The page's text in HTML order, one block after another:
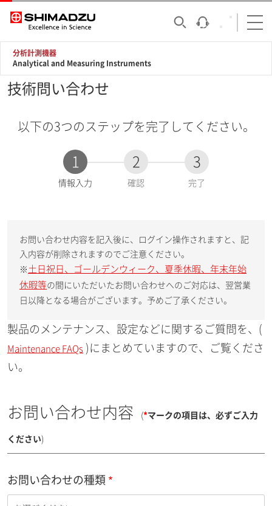
分析計測機器
Analytical and Measuring Instruments
技術問い合わせ
以下の3つのステップを完了してください。
1
現
情報入力
2
確認
3
完了
お問い合わせ内容を記入後に、ログイン操作されますと、記
入内容が削除されますのでご注意ください。
※ 土日祝日、ゴールデンウィーク、夏季休暇、年末年始
休暇等の間にいただいたお問い合わせへのご対応は、翌営業
日以降となる場合がございます。予めご了承ください。
製品のメンテナンス、設定などに関するご質問を、(
Maintenance FAQs )にまとめていますので、ご覧くださ
い。
お問い合わせ内容 (*マークの項目は、必ずご入力
ください)
お問い合わせの種類